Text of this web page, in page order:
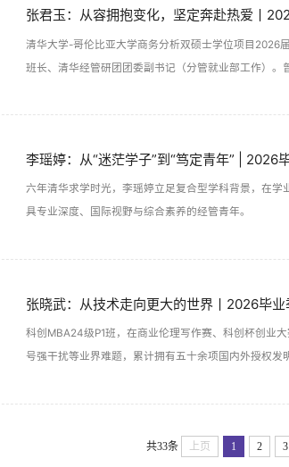
张君玉：从容拥抱变化，坚定奔赴热爱丨
清华大学-哥伦比亚大学商务分析双硕士学位项目2026
班长、清华经管研团团委副书记（分管就业部工作）。
李瑶婷：从“迷茫学子”到“笃定青年” | 2026
六年清华求学时光，李瑶婷立足复合型学科背景，在
具专业深度、国际视野与综合素养的经管青年。
张晓武：从技术走向更大的世界丨2026毕业
科创MBA24级P1班，在商业伦理写作赛、科创杯创业
号强干扰等业界难题，累计拥有五十余项国内外授权发
共33条 上页 1 2 3